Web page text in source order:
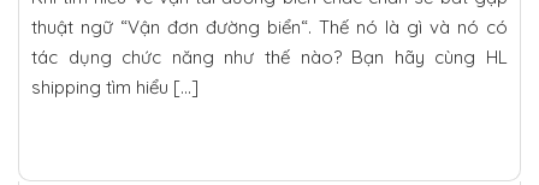
thuật ngữ “Vận đơn đường biển“. Thế nó là gì và nó có
tác dụng chức năng như thế nào? Bạn hãy cùng HL
shipping tìm hiểu […]